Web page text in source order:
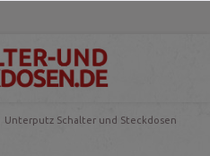
Unterputz Schalter und Steckdosen